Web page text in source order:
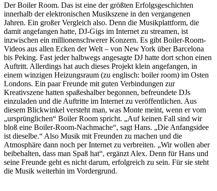
Der Boiler Room. Das ist eine der größten Erfolgsgeschichten
innerhalb der elektronischen Musikszene in den vergangenen
Jahren. Ein großer Vergleich also. Denn die Musikplattform, die
damit angefangen hatte, DJ-Gigs im Internet zu streamen, ist
inzwischen ein millionenschwerer Konzern. Es gibt Boiler-Room-
Videos aus allen Ecken der Welt – von New York über Barcelona
bis Peking. Fast jeder halbwegs angesagte DJ hatte dort schon einen
Auftritt. Allerdings hat auch dieses Projekt klein angefangen, in
einem winzigen Heizungsraum (zu englisch: boiler room) im Osten
Londons. Ein paar Freunde mit guten Verbindungen zur
Kreativszene hatten spaßeshalber begonnen, befreundete DJs
einzuladen und die Auftritte im Internet zu veröffentlichen. Aus
diesem Blickwinkel versteht man, was Monte meint, wenn er vom
„ursprünglichen“ Boiler Room spricht. „Auf keinen Fall sind wir
bloß eine Boiler-Room-Nachmache“, sagt Hans. „Die Anfangsidee
ist dieselbe.“ Also Musik mit Freunden zu machen und die
Atmosphäre dann noch per Internet zu verbreiten. „Wir wollen aber
beibehalten, dass man Spaß hat“, ergänzt Alex. Denn für Hans und
seine Freunde geht es nicht darum, erfolgreich zu sein. Für sie steht
die Musik weiterhin im Vordergrund.